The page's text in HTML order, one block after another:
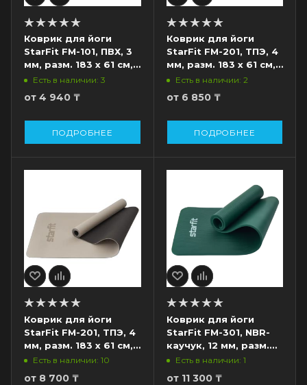
Коврик для йоги
StarFit FM-101, ПВХ, 3
мм, разм. 183 х 61 см,
черный
Есть в наличии: 3
от 4 940 ₸
ПОДРОБНЕЕ
Коврик для йоги
StarFit FM-201, ТПЭ, 4
мм, разм. 183 x 61 см,
темно-синий/синий
Есть в наличии: 2
от 6 850 ₸
ПОДРОБНЕЕ
Коврик для йоги
StarFit FM-201, ТПЭ, 4
мм, разм. 183 x 61 см,
черный/серый
Есть в наличии: 10
от 8 700 ₸
Коврик для йоги
StarFit FM-301, NBR-
каучук, 12 мм, разм.
183 х 61 см,
Есть в наличии: 1
от 11 300 ₸